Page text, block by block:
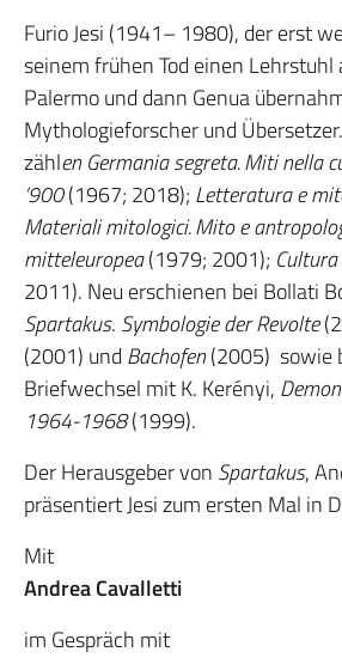
Furio Jesi (1941– 1980), der erst
seinem frühen Tod einen
Palermo und dann Genua
Mythologieforscher und
zählen Germania segreta.Miti nella
’900(1967; 2018); Letteratura e
Materiali mitologici. Mito e
mitteleuropea(1979; 2001);
2011). Neu erschienen bei Bollati
Spartakus. Symbologie der Revolte
(2001) und Bachofen(2005) sowie
Briefwechsel mit K. Kerényi,
1964-1968(1999).
Der Herausgeber von Spartakus,
präsentiert Jesi zum ersten Mal in
Mit
Andrea Cavalletti
im Gespräch mit